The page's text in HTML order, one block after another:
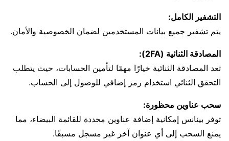
التشفير الكامل:
يتم تشفير جميع بيانات المستخدمين لضمان الخصوصية والأمان.
المصادقة الثنائية (2FA):
تعد المصادقة الثنائية خيارًا مهمًا لتأمين الحسابات، حيث يتطلب
التحقق الثنائي استخدام رمز إضافي للوصول إلى الحساب.
سحب عناوين محظورة:
توفر بينانس إمكانية إضافة عناوين محددة للقائمة البيضاء، مما
يمنع السحب إلى أي عنوان آخر غير مسجل مسبقًا.